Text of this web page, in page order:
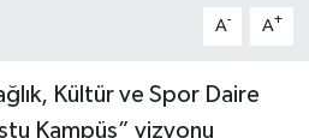
A- A+
Kültür ve Spor Daire
Kampüs” vizyonu